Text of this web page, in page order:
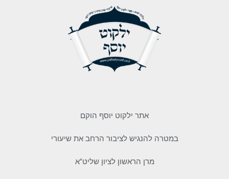
אתר ילקוט יוסף הוקם
במטרה להנגיש לציבור הרחב את שיעורי
מרן הראשון לציון שליט"א